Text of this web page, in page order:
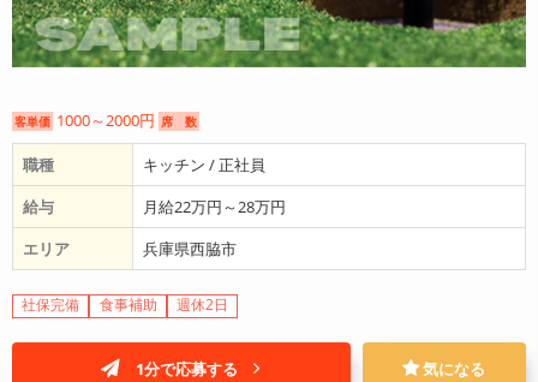
客単価 1000～2000円 席 数
職種
キッチン / 正社員
給与
月給22万円～28万円
エリア
兵庫県西脇市
社保完備 食事補助 週休2日
1分で応募する 気になる